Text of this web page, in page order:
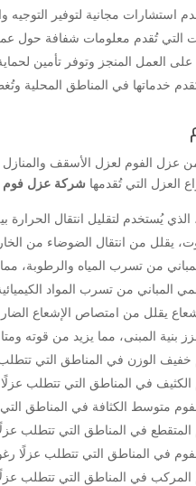
مجانية لتوفير التوجيه
التي تُقدم معلومات شفافة حول
العمل المنجز وتوفر تأمين لحماية
خدماتها في المناطق المحلية
عزل الفوم لعزل الأسقف والمنازل
العزل التي تُقدمها شركة عزل فوم
يُستخدم لتقليل انتقال الحرارة
يقلل من انتقال الضوضاء من
من تسرب المياه والرطوبة،
المباني من تسرب المواد
يقلل من امتصاص الإشعاع
المبنى، مما يزيد من قوته
الوزن في المناطق التي تتطلب
في المناطق التي تتطلب عزلًا
متوسط ​​الكثافة في المناطق
المتقطع في المناطق التي تتطلب
في المناطق التي تتطلب عزلًا
المركب في المناطق التي تتطلب